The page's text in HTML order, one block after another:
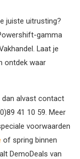
juiste uitrusting?
gamma
Laat je
ontdek waar
dan alvast contact
41 10 59. Meer
voorwaarden
of spring binnen
DemoDeals van